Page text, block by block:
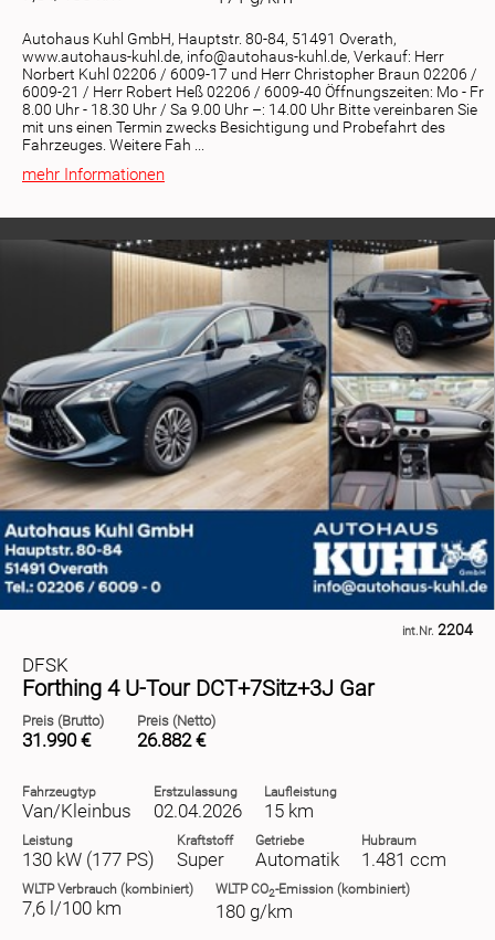
Autohaus Kuhl GmbH, Hauptstr. 80-84, 51491 Overath,
www.autohaus-kuhl.de, info@autohaus-kuhl.de, Verkauf: Herr
Norbert Kuhl 02206 / 6009-17 und Herr Christopher Braun 02206 /
6009-21 / Herr Robert Heß 02206 / 6009-40 Öffnungszeiten: Mo - Fr
8.00 Uhr - 18.30 Uhr / Sa 9.00 Uhr –: 14.00 Uhr Bitte vereinbaren Sie
mit uns einen Termin zwecks Besichtigung und Probefahrt des
Fahrzeuges. Weitere Fah ...
mehr Informationen
int.Nr. 2204
DFSK
Forthing 4 U-Tour DCT+7Sitz+3J Gar
Preis (Brutto)
31.990 €
Preis (Netto)
26.882 €
Fahrzeugtyp
Van/Kleinbus
Erstzulassung
02.04.2026
Laufleistung
15 km
Leistung
130 kW (177 PS)
Kraftstoff
Super
Getriebe
Automatik
Hubraum
1.481 ccm
WLTPVerbrauch (kombiniert)
7,6 l/100 km
WLTPCO2-Emission (kombiniert)
180 g/km